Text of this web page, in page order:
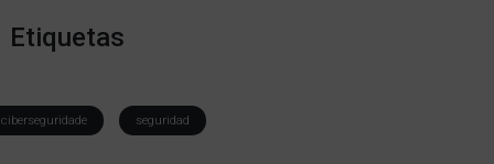
Etiquetas
ciberseguridade seguridad